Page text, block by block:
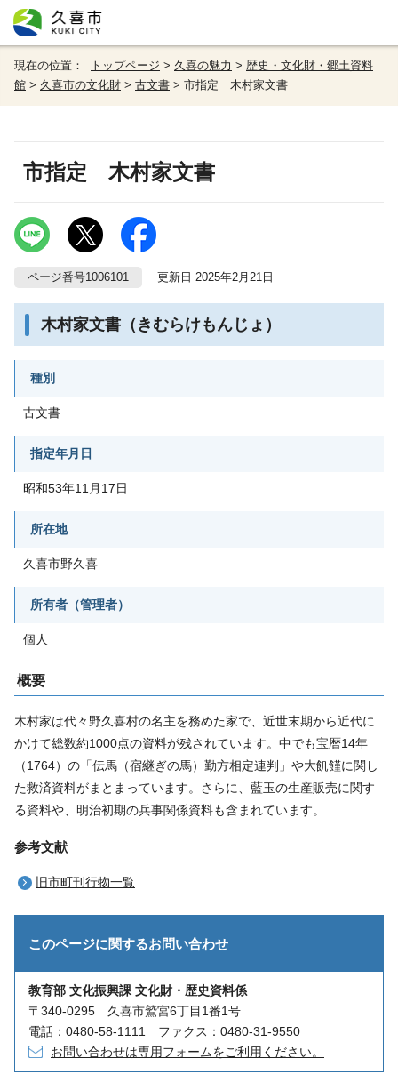
現在の位置： トップページ > 久喜の魅力 > 歴史・文化財・郷土資料
館 > 久喜市の文化財 > 古文書 > 市指定 木村家文書
市指定 木村家文書
ページ番号1006101 更新日 2025年2月21日
木村家文書（きむらけもんじょ）
種別
古文書
指定年月日
昭和53年11月17日
所在地
久喜市野久喜
所有者（管理者）
個人
概要
木村家は代々野久喜村の名主を務めた家で、近世末期から近代に
かけて総数約1000点の資料が残されています。中でも宝暦14年
（1764）の「伝馬（宿継ぎの馬）勤方相定連判」や大飢饉に関し
た救済資料がまとまっています。さらに、藍玉の生産販売に関す
る資料や、明治初期の兵事関係資料も含まれています。
参考文献
旧市町刊行物一覧
このページに関するお問い合わせ
教育部 文化振興課 文化財・歴史資料係
〒340-0295 久喜市鷲宮6丁目1番1号
電話：0480-58-1111 ファクス：0480-31-9550
お問い合わせは専用フォームをご利用ください。